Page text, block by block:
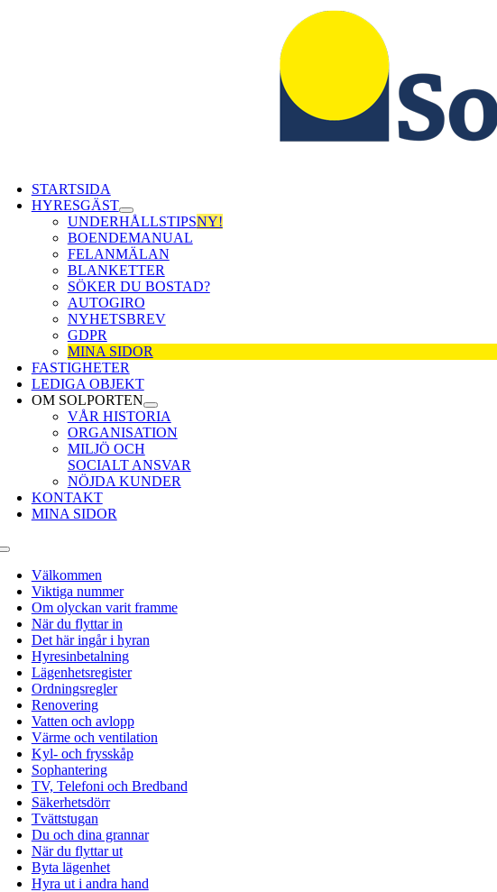
STARTSIDA
HYRESGÄST
UNDERHÅLLSTIPSNY!
BOENDEMANUAL
FELANMÄLAN
BLANKETTER
SÖKER DU BOSTAD?
AUTOGIRO
NYHETSBREV
GDPR
MINA SIDOR
FASTIGHETER
LEDIGA OBJEKT
OM SOLPORTEN
VÅR HISTORIA
ORGANISATION
MILJÖ OCH
SOCIALT ANSVAR
NÖJDA KUNDER
KONTAKT
MINA SIDOR
Toggle
NavigationVälkommen
Viktiga nummer
Om olyckan varit framme
När du flyttar in
Det här ingår i hyran
Hyresinbetalning
Lägenhetsregister
Ordningsregler
Renovering
Vatten och avlopp
Värme och ventilation
Kyl- och frysskåp
Sophantering
TV, Telefoni och Bredband
Säkerhetsdörr
Tvättstugan
Du och dina grannar
När du flyttar ut
Byta lägenhet
Hyra ut i andra hand